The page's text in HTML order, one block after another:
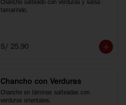
Chancho salteado con verduras y salsa
tamarindo.
S/ 25.90
Chancho con Verduras
Chancho en láminas salteadas con
verduras orientales.